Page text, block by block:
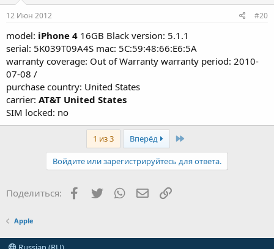
12 Июн 2012 #20
model: iPhone 4 16GB Black version: 5.1.1
serial: 5K039T09A4S mac: 5C:59:48:66:E6:5A
warranty coverage: Out of Warranty warranty period: 2010-
07-08 /
purchase country: United States
carrier: AT&T United States
SIM locked: no
1 из 3 Вперёд Last
Войдите или зарегистрируйтесь для ответа.
Поделиться: Facebook
TwitterWhatsAppЭлектронная почта
Ссылка
Apple